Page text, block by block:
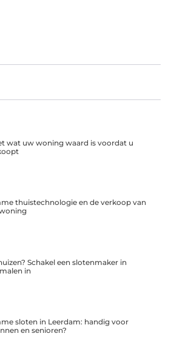
wat uw woning waard is voordat u
thuistechnologie en de verkoop van
Schakel een slotenmaker in
in
sloten in Leerdam: handig voor
en senioren?